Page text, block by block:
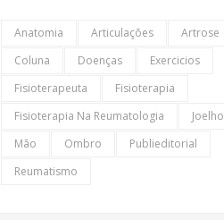
Anatomia Articulações
Artrose
Coluna
Doenças
Exercicios
Fisioterapeuta
Fisioterapia
Fisioterapia Na Reumatologia
Joelho
Mão
Ombro
Publieditorial
Reumatismo